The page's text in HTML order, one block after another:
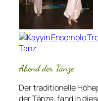
Abend der Tänze
Der traditionelle
der Tänze, fand in